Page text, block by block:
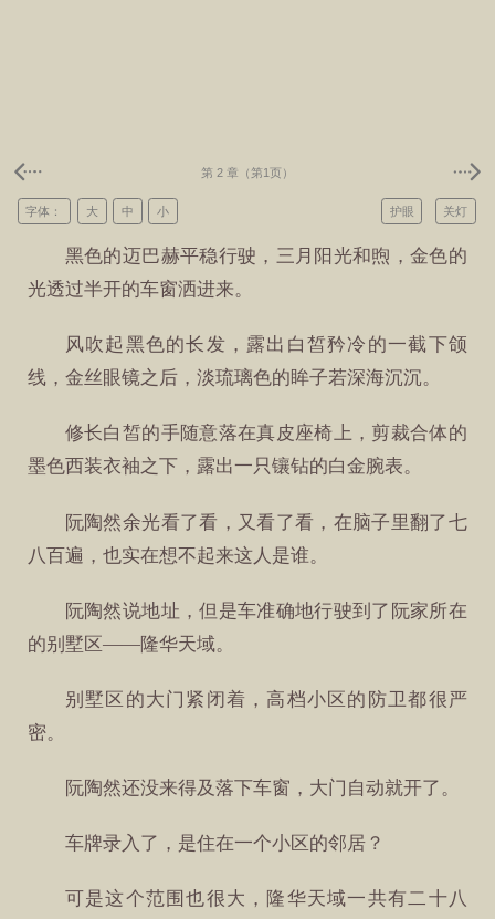
第 2 章（第1页）
关灯
护眼
字体： 大 中 小
黑色的迈巴赫平稳行驶，三月阳光和煦，金色的
光透过半开的车窗洒进来。
风吹起黑色的长发，露出白皙矜冷的一截下颌
线，金丝眼镜之后，淡琉璃色的眸子若深海沉沉。
修长白皙的手随意落在真皮座椅上，剪裁合体的
墨色西装衣袖之下，露出一只镶钻的白金腕表。
阮陶然余光看了看，又看了看，在脑子里翻了七
八百遍，也实在想不起来这人是谁。
阮陶然说地址，但是车准确地行驶到了阮家所在
的别墅区——隆华天域。
别墅区的大门紧闭着，高档小区的防卫都很严
密。
阮陶然还没来得及落下车窗，大门自动就开了。
车牌录入了，是住在一个小区的邻居？
可是这个范围也很大，隆华天域一共有二十八